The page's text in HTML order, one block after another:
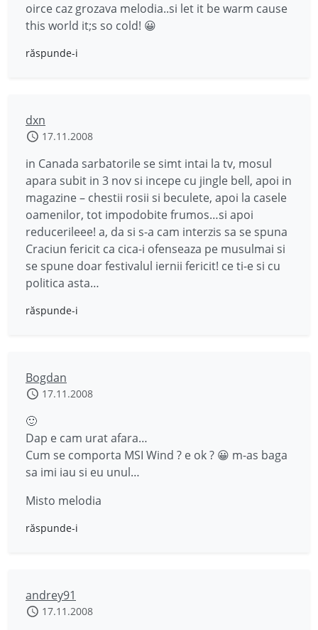
oirce caz grozava melodia..si let it be warm cause
this world it;s so cold! 😀
răspunde-i
dxn
17.11.2008
in Canada sarbatorile se simt intai la tv, mosul
apara subit in 3 nov si incepe cu jingle bell, apoi in
magazine – chestii rosii si beculete, apoi la casele
oamenilor, tot impodobite frumos…si apoi
reducerileee! a, da si s-a cam interzis sa se spuna
Craciun fericit ca cica-i ofenseaza pe musulmai si
se spune doar festivalul iernii fericit! ce ti-e si cu
politica asta…
răspunde-i
Bogdan
17.11.2008
🙂
Dap e cam urat afara…
Cum se comporta MSI Wind ? e ok ? 😀 m-as baga
sa imi iau si eu unul…
Misto melodia
răspunde-i
andrey91
17.11.2008